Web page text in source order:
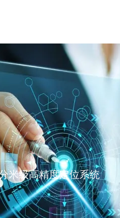
米级高精度定位系统